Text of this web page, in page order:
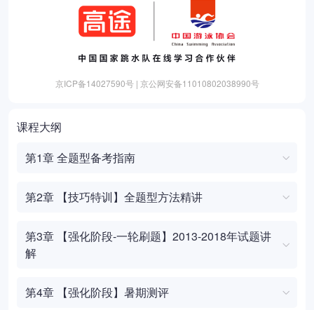
京ICP备14027590号 | 京公网安备11010802038990号
课程大纲
第1章 全题型备考指南
第2章 【技巧特训】全题型方法精讲
第3章 【强化阶段-一轮刷题】2013-2018年试题讲
解
第4章 【强化阶段】暑期测评